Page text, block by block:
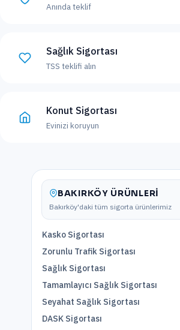
Anında teklif
Sağlık Sigortası
TSS teklifi alın
Konut Sigortası
Evinizi koruyun
BAKIRKÖY ÜRÜNLERI
Bakırköy'daki tüm sigorta ürünlerimiz
Kasko Sigortası
Zorunlu Trafik Sigortası
Sağlık Sigortası
Tamamlayıcı Sağlık Sigortası
Seyahat Sağlık Sigortası
DASK Sigortası